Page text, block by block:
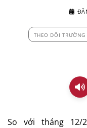
THEO DÕI
So với tháng 12/